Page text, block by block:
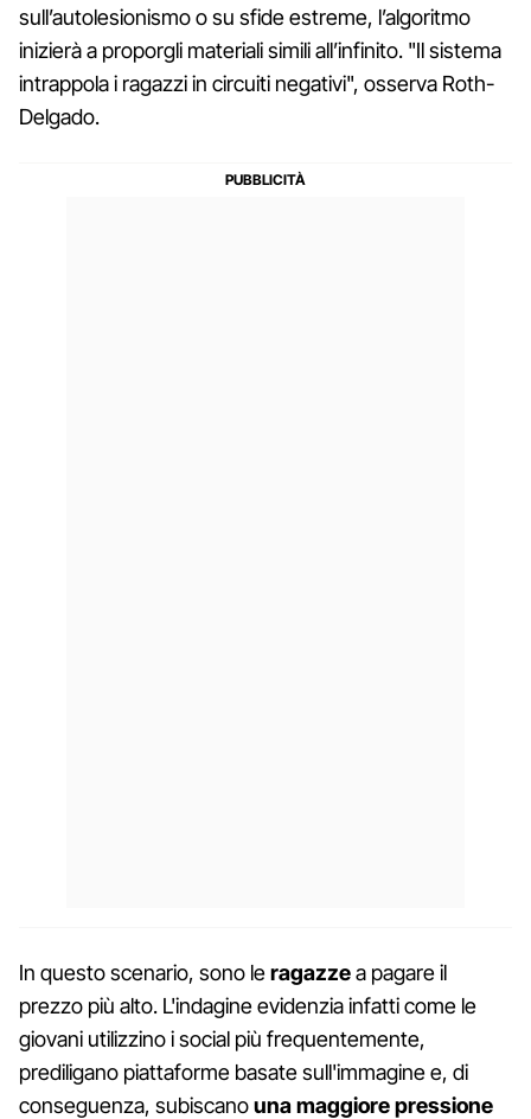
sull’autolesionismo o su sfide estreme, l’algoritmo
inizierà a proporgli materiali simili all’infinito. "Il sistema
intrappola i ragazzi in circuiti negativi", osserva Roth-
Delgado.
In questo scenario, sono leragazzea pagare il
prezzo più alto. L'indagine evidenzia infatti come le
giovani utilizzino i social più frequentemente,
prediligano piattaforme basate sull'immagine e, di
conseguenza, subiscanouna maggiore pressione